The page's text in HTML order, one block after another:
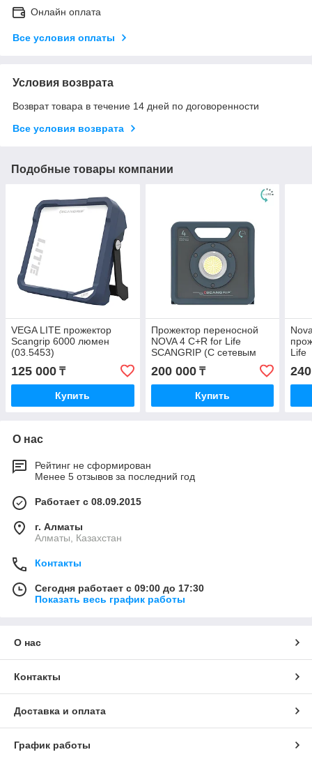
Онлайн оплата
Все условия оплаты
Условия возврата
Возврат товара в течение 14 дней по договоренности
Все условия возврата
Подобные товары компании
VEGA LITE прожектор
Scangrip 6000 люмен
(03.5453)
125 000 ₸
Купить
Прожектор переносной
NOVA 4 C+R for Life
SCANGRIP (С сетевым
аккумулятором)
200 000₸
Купить
Life
О нас
Рейтинг не сформирован
Менее 5 отзывов за последний год
Работает с 08.09.2015
г. Алматы
Алматы, Казахстан
Контакты
Сегодня работает с 09:00 до 17:30
Показать весь график работы
О нас
Контакты
Доставка и оплата
График работы